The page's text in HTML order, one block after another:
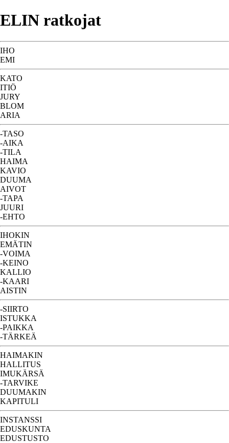
ELIN ratkojat
IHO
EMI
KATO
ITIÖ
JURY
BLOM
ARIA
-TASO
-AIKA
-TILA
HAIMA
KAVIO
DUUMA
AIVOT
-TAPA
JUURI
-EHTO
IHOKIN
EMÄTIN
-VOIMA
-KEINO
KALLIO
-KAARI
AISTIN
-SIIRTO
ISTUKKA
-PAIKKA
-TÄRKEÄ
HAIMAKIN
HALLITUS
IMUKÄRSÄ
-TARVIKE
DUUMAKIN
KAPITULI
INSTANSSI
EDUSKUNTA
EDUSTUSTO